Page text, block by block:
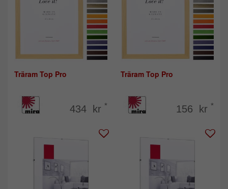
Träram Top Pro
434 kr *
Träram Top Pro
156 kr *